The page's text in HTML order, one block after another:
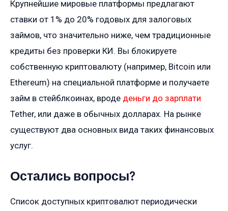
Крупнейшие мировые платформы предлагают
ставки от 1% до 20% годовых для залоговых
займов, что значительно ниже, чем традиционные
кредиты без проверки КИ. Вы блокируете
собственную криптовалюту (например, Bitcoin или
Ethereum) на специальной платформе и получаете
займ в стейблкоинах, вроде деньги до зарплати
Tether, или даже в обычных долларах. На рынке
существуют два основных вида таких финансовых
услуг.
Остались вопросы?
Список доступных криптовалют периодически